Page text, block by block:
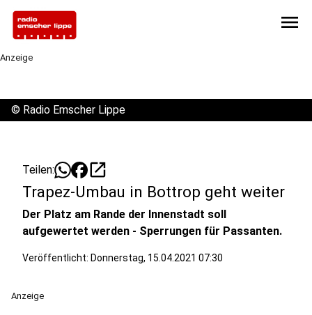
menu
Anzeige
© Radio Emscher Lippe
Teilen: open_in_new
Trapez-Umbau in Bottrop geht weiter
Der Platz am Rande der Innenstadt soll
aufgewertet werden - Sperrungen für Passanten.
Veröffentlicht: Donnerstag, 15.04.2021 07:30
Anzeige